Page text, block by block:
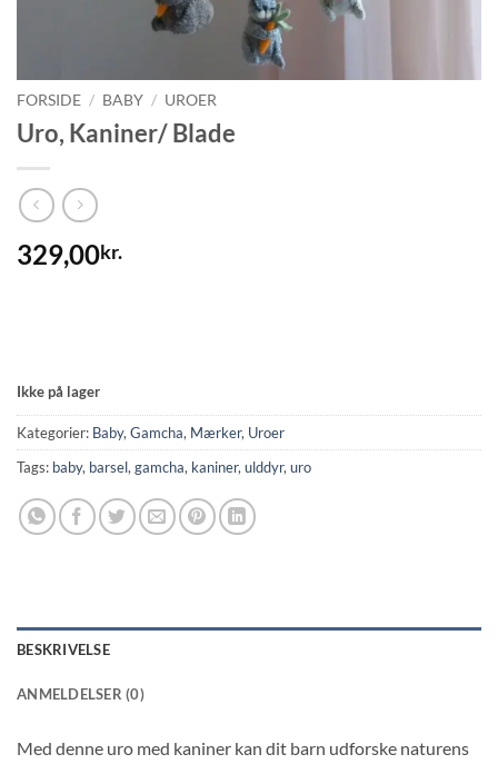
FORSIDE / BABY / UROER
Uro, Kaniner/ Blade
329,00kr.
Ikke på lager
Kategorier: Baby, Gamcha, Mærker, Uroer
Tags: baby, barsel, gamcha, kaniner, ulddyr, uro
BESKRIVELSE
ANMELDELSER (0)
Med denne uro med kaniner kan dit barn udforske naturens